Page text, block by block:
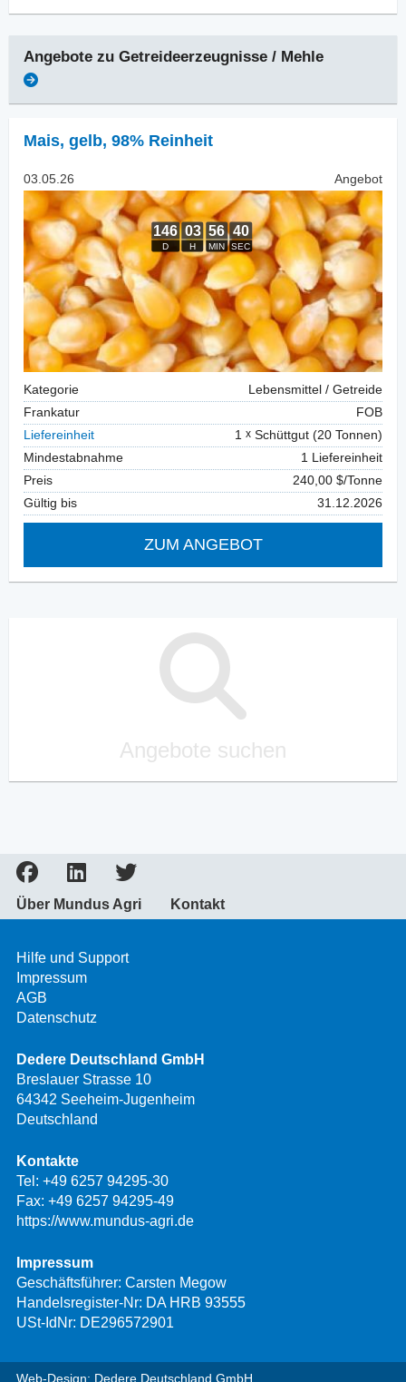
Angebote zu Getreideerzeugnisse / Mehle
Mais, gelb, 98% Reinheit
03.05.26 Angebot
Kategorie
Lebensmittel / Getreide
Frankatur
FOB
Liefereinheit
1
Schüttgut (20 Tonnen)
Mindestabnahme
1 Liefereinheit
Preis
240,00 $/Tonne
Gültig bis
31.12.2026
ZUM ANGEBOT
Angebote suchen
Über Mundus Agri Kontakt
Hilfe und Support
Impressum
AGB
Datenschutz
Dedere Deutschland GmbH
Breslauer Strasse 10
64342 Seeheim-Jugenheim
Deutschland
Kontakte
Tel: +49 6257 94295-30
Fax: +49 6257 94295-49
https://www.mundus-agri.de
Impressum
Geschäftsführer: Carsten Megow
Handelsregister-Nr: DA HRB 93555
USt-IdNr: DE296572901
Web-Design: Dedere Deutschland GmbH